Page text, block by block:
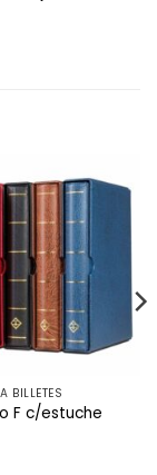
BILLETES
F c/estuche